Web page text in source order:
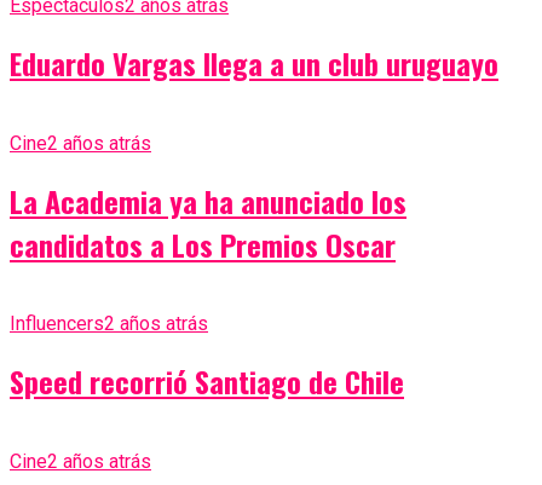
Espectáculos2 años atrás
Eduardo Vargas llega a un club uruguayo
Cine2 años atrás
La Academia ya ha anunciado los
candidatos a Los Premios Oscar
Influencers2 años atrás
Speed recorrió Santiago de Chile
Cine2 años atrás